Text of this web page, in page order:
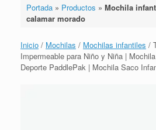
Portada» Productos » Mochila
calamar morado
Inicio / Mochilas / Mochilas infantiles /
Impermeable para Niño y Niña |
Deporte PaddlePak | Mochila Saco